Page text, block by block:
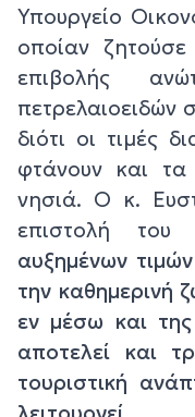
Υπουργείο
οποίαν ζητούσε
επιβολής
πετρελαιοειδών
διότι οι τιμές
φτάνουν και
νησιά. Ο κ.
επιστολή
αυξημένων
την καθημερινή
εν μέσω και της
αποτελεί και
τουριστική